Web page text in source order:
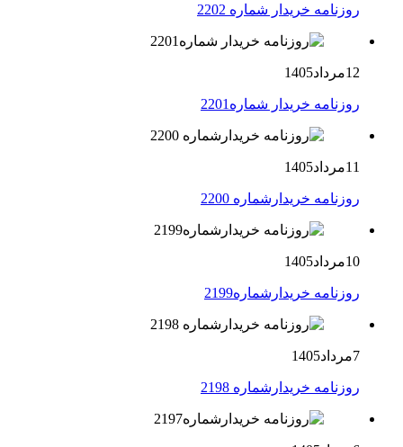
روزنامه خریدار شماره 2202
12مرداد1405
روزنامه خریدار شماره2201
11مرداد1405
روزنامه خریدارشماره 2200
10مرداد1405
روزنامه خریدارشماره2199
7مرداد1405
روزنامه خریدارشماره 2198